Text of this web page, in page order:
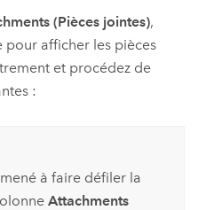
(Pièces jointes),
pour afficher les pièces
et procédez de
:
à faire défiler la
Attachments